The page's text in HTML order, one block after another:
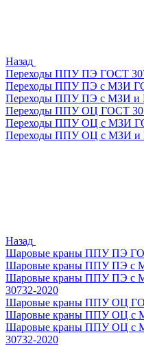
Назад
Переходы ППУ ПЭ ГОСТ
Переходы ППУ ПЭ с МЗИ
Переходы ППУ ПЭ с МЗИ и
Переходы ППУ ОЦ ГОСТ
Переходы ППУ ОЦ с МЗИ
Переходы ППУ ОЦ с МЗИ и
Назад
Шаровые краны ППУ ПЭ
Шаровые краны ППУ ПЭ с
Шаровые краны ППУ ПЭ с
30732-2020
Шаровые краны ППУ ОЦ
Шаровые краны ППУ ОЦ с
Шаровые краны ППУ ОЦ с
30732-2020